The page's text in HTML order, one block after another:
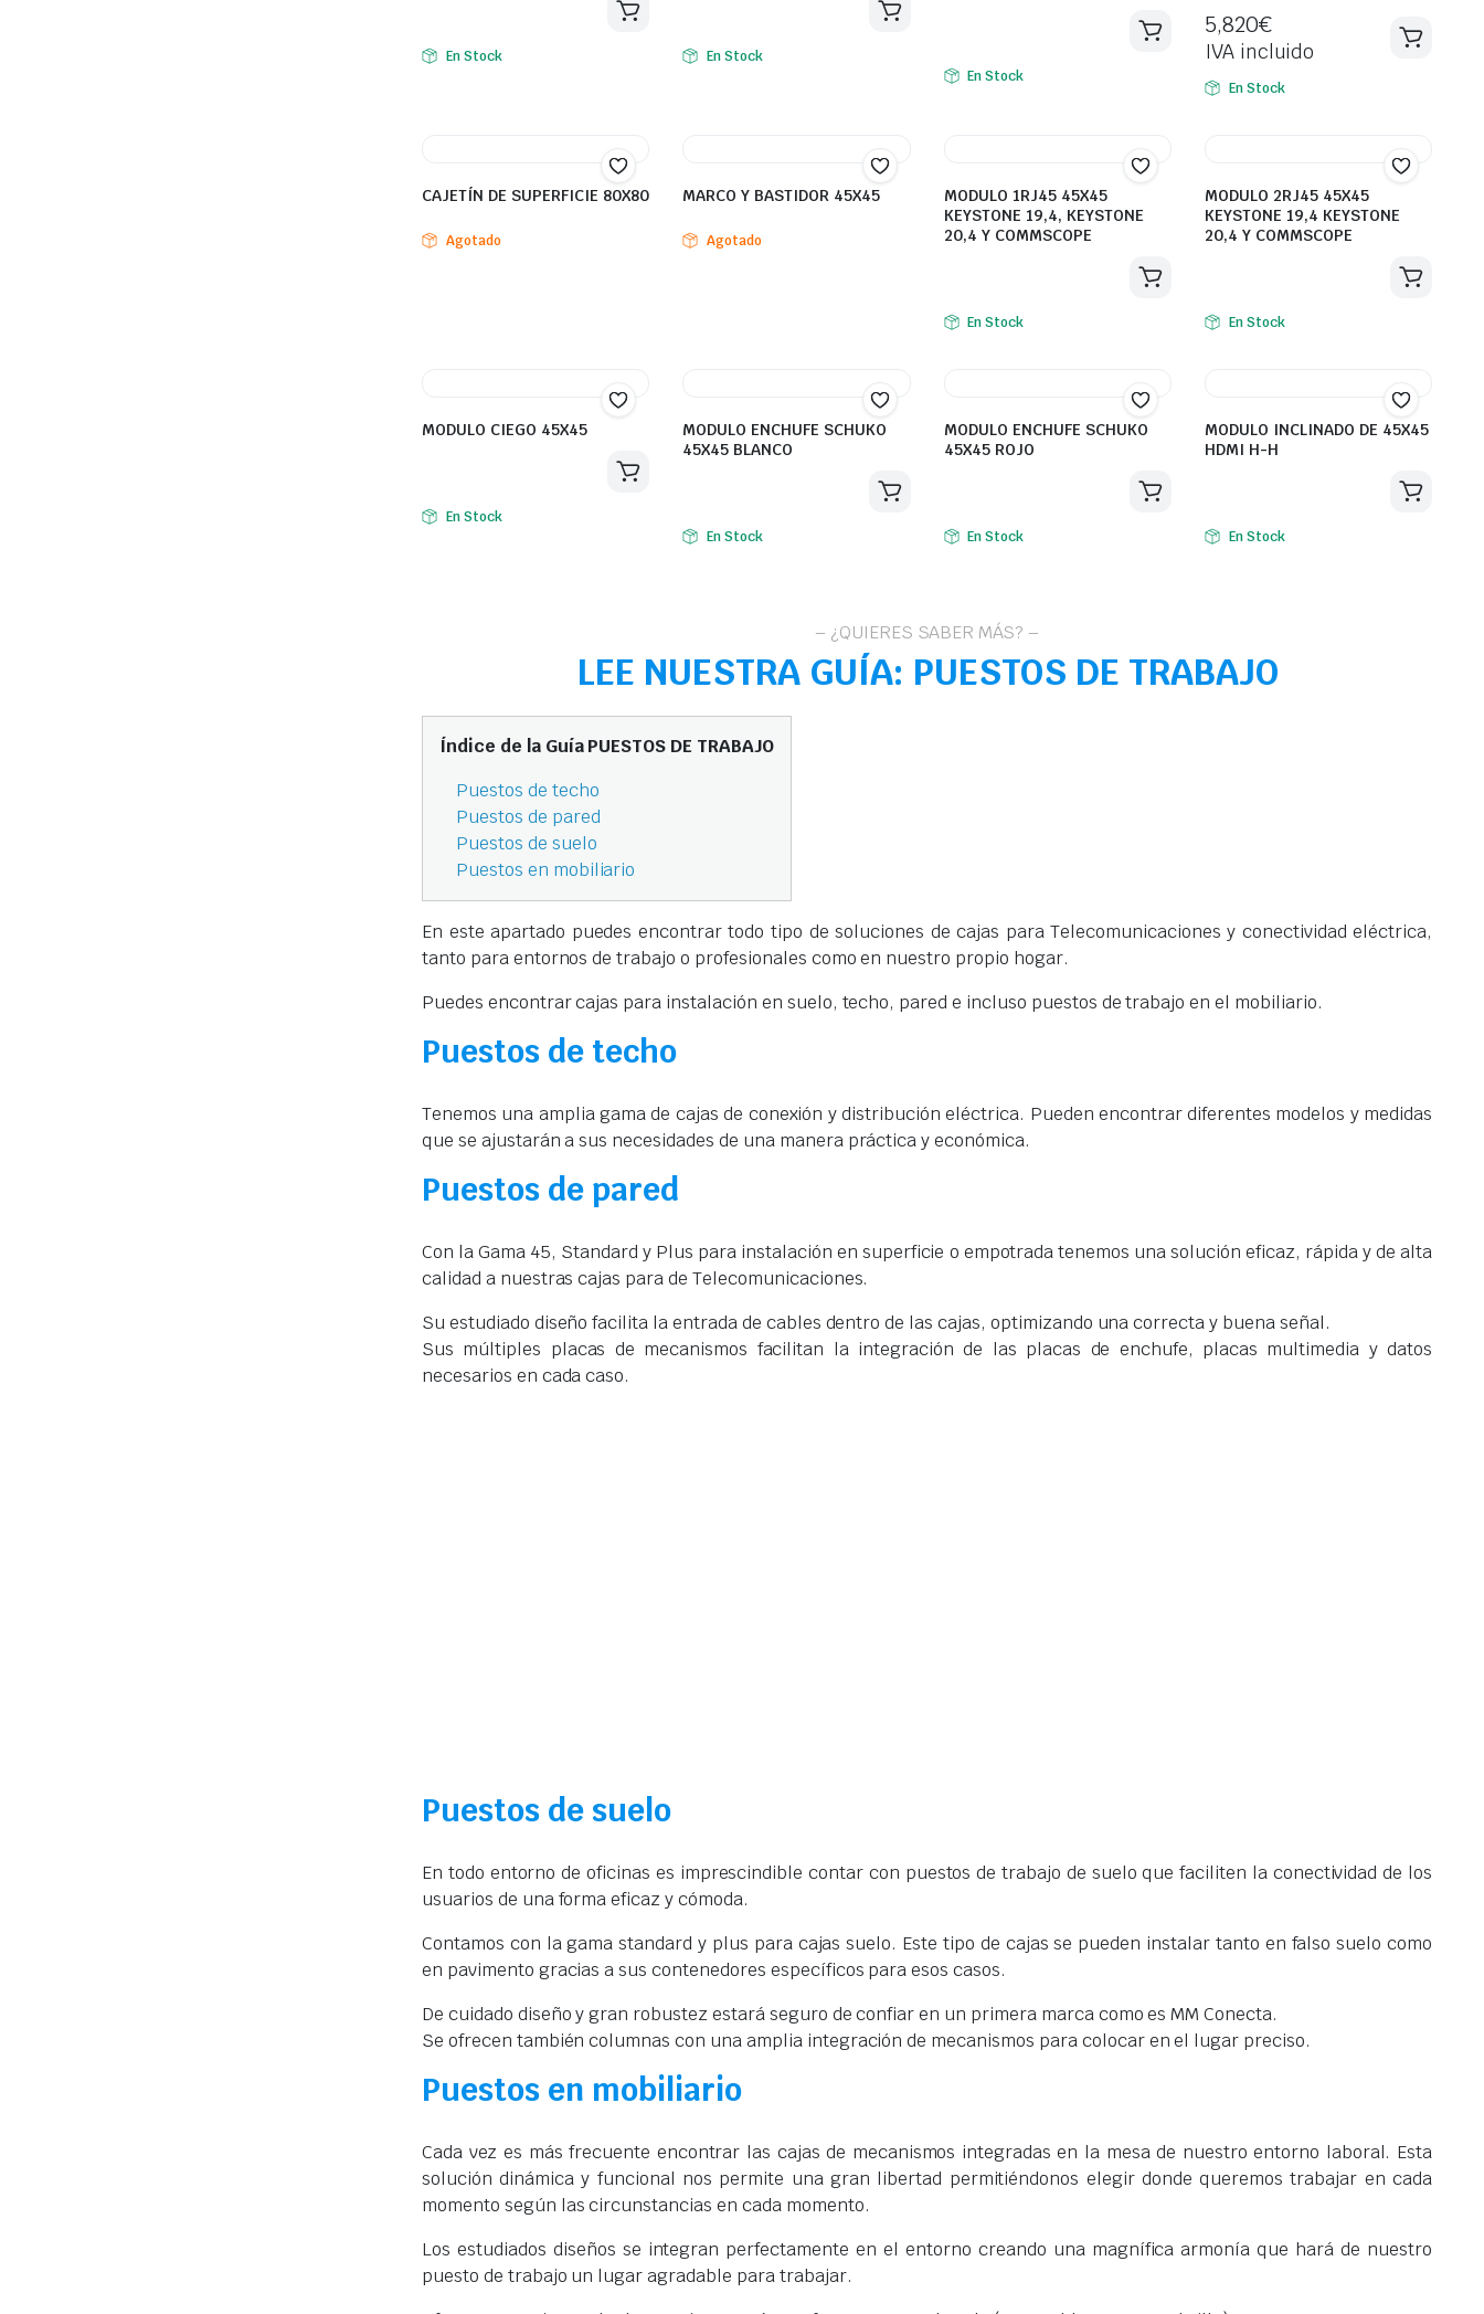
En Stock En Stock
En Stock
5,820€
IVA incluido
En Stock
CAJETÍN DE SUPERFICIE 80X80
Agotado
MARCO Y BASTIDOR 45X45
Agotado
MODULO 1RJ45 45X45
KEYSTONE 19,4, KEYSTONE
20,4 Y COMMSCOPE
En Stock
MODULO 2RJ45 45X45
KEYSTONE 19,4 KEYSTONE
20,4 Y COMMSCOPE
En Stock
MODULO CIEGO 45X45
En Stock
MODULO ENCHUFE SCHUKO
45X45 BLANCO
En Stock
MODULO ENCHUFE SCHUKO
45X45 ROJO
En Stock
MODULO INCLINADO DE 45X45
HDMI H-H
En Stock
– ¿QUIERES SABER MÁS? –
LEE NUESTRA GUÍA: PUESTOS DE TRABAJO
Índice de la Guía PUESTOS DE TRABAJO
Puestos de techo
Puestos de pared
Puestos de suelo
Puestos en mobiliario
En este apartado puedes encontrar todo tipo de soluciones de cajas para Telecomunicaciones y conectividad eléctrica,
tanto para entornos de trabajo o profesionales como en nuestro propio hogar.
Puedes encontrar cajas para instalación en suelo, techo, pared e incluso puestos de trabajo en el mobiliario.
Puestos de techo
Tenemos una amplia gama de cajas de conexión y distribución eléctrica. Pueden encontrar diferentes modelos y medidas
que se ajustarán a sus necesidades de una manera práctica y económica.
Puestos de pared
Con la Gama 45, Standard y Plus para instalación en superficie o empotrada tenemos una solución eficaz, rápida y de alta
calidad a nuestras cajas para de Telecomunicaciones.
Su estudiado diseño facilita la entrada de cables dentro de las cajas, optimizando una correcta y buena señal.
Sus múltiples placas de mecanismos facilitan la integración de las placas de enchufe, placas multimedia y datos
necesarios en cada caso.
Puestos de suelo
En todo entorno de oficinas es imprescindible contar con puestos de trabajo de suelo que faciliten la conectividad de los
usuarios de una forma eficaz y cómoda.
Contamos con la gama standard y plus para cajas suelo. Este tipo de cajas se pueden instalar tanto en falso suelo como
en pavimento gracias a sus contenedores específicos para esos casos.
De cuidado diseño y gran robustez estará seguro de confiar en un primera marca como es MM Conecta.
Se ofrecen también columnas con una amplia integración de mecanismos para colocar en el lugar preciso.
Puestos en mobiliario
Cada vez es más frecuente encontrar las cajas de mecanismos integradas en la mesa de nuestro entorno laboral. Esta
solución dinámica y funcional nos permite una gran libertad permitiéndonos elegir donde queremos trabajar en cada
momento según las circunstancias en cada momento.
Los estudiados diseños se integran perfectamente en el entorno creando una magnífica armonía que hará de nuestro
puesto de trabajo un lugar agradable para trabajar.